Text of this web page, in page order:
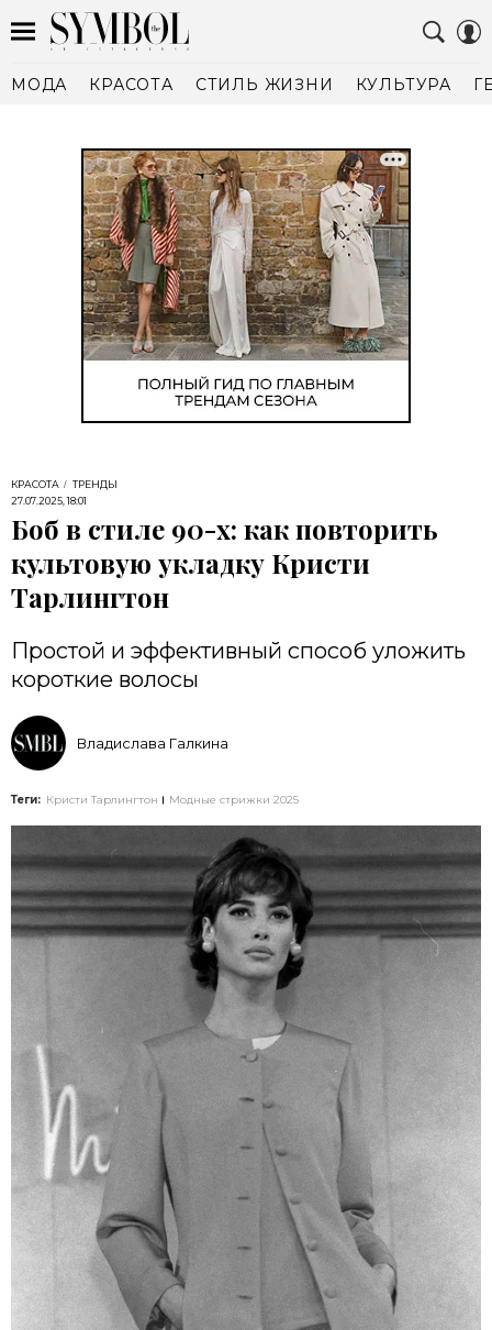
МОДА КРАСОТА СТИЛЬ ЖИЗНИ КУЛЬТУРА
КРАСОТА
ТРЕНДЫ
27.07.2025, 18:01
Боб в стиле 90-х: как повторить
культовую укладку Кристи
Тарлингтон
Простой и эффективный способ уложить
короткие волосы
Владислава Галкина
Теги: Кристи Тарлингтон Модные стрижки 2025